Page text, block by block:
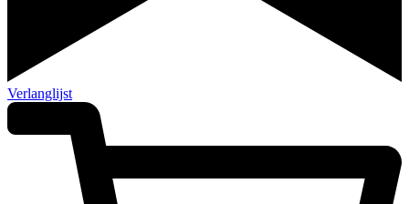
Verlanglijst